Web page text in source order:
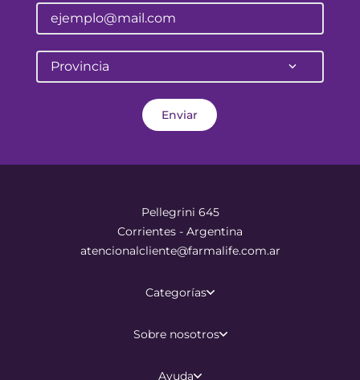
Provincia
Enviar
Pellegrini 645
Corrientes - Argentina
atencionalcliente@farmalife.com.ar
Categorías
Sobre nosotros
Ayuda